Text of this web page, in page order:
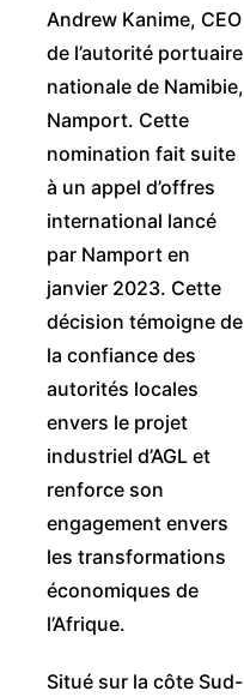
Andrew Kanime, CEO
de l’autorité portuaire
nationale de Namibie,
Namport. Cette
nomination fait suite
à un appel d’offres
international lancé
par Namport en
janvier 2023. Cette
décision témoigne de
la confiance des
autorités locales
envers le projet
industriel d’AGL et
renforce son
engagement envers
les transformations
économiques de
l’Afrique.
Situé sur la côte Sud-